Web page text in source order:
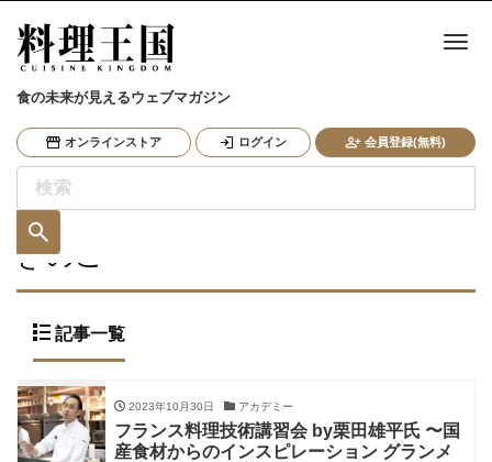
食の未来が見えるウェブマガジン
オンラインストア ログイン 会員登録(無料)
ナ
きのこ
記事一覧
2023年10月30日 アカデミー
フランス料理技術講習会 by栗田雄平氏 〜国
産食材からのインスピレーション グランメ